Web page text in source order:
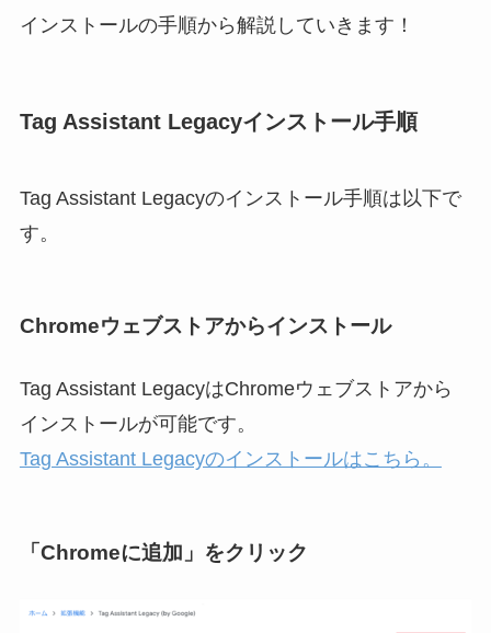
インストールの手順から解説していきます！
Tag Assistant Legacyインストール手順
Tag Assistant Legacyのインストール手順は以下で
す。
Chromeウェブストアからインストール
Tag Assistant LegacyはChromeウェブストアから
インストールが可能です。
Tag Assistant Legacyのインストールはこちら。
「Chromeに追加」 をクリック